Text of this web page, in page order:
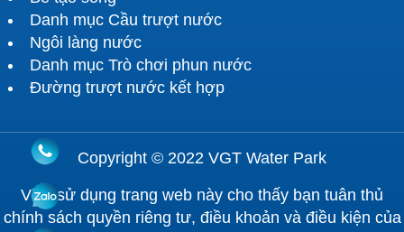
Danh mục Cầu trượt nước
Ngôi làng nước
Danh mục Trò chơi phun nước
Đường trượt nước kết hợp
Copyright © 2022 VGT Water Park
Việc sử dụng trang web này cho thấy bạn tuân thủ
chính sách quyền riêng tư, điều khoản và điều kiện của